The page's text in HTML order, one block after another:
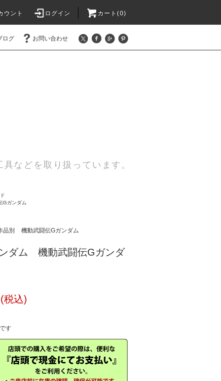
ウント ログイン カート(0)
ログ お問い合わせ
などを取り扱っています。
Gガンダム
品別 機動武闘伝Gガンダム
ダム 機動武闘伝Gガンダ
税込)
す